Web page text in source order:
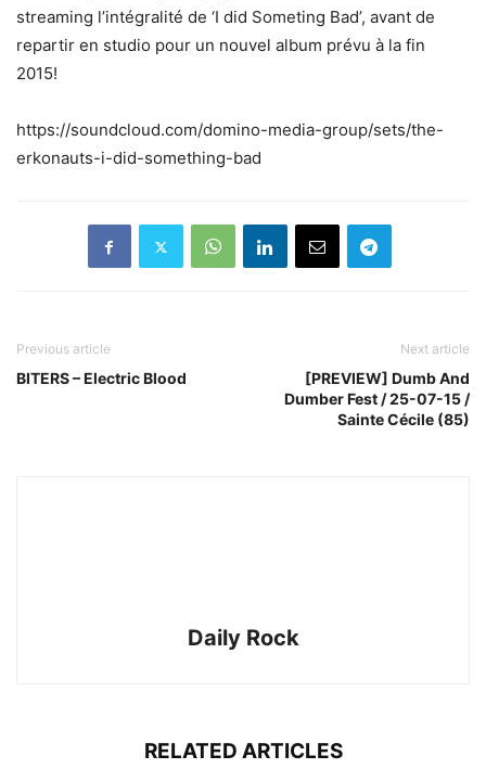
streaming l’intégralité de ‘I did Someting Bad’, avant de
repartir en studio pour un nouvel album prévu à la fin
2015!
https://soundcloud.com/domino-media-group/sets/the-
erkonauts-i-did-something-bad
Previous article
BITERS – Electric Blood
Next article
[PREVIEW] Dumb And
Dumber Fest / 25-07-15 /
Sainte Cécile (85)
Daily Rock
RELATED ARTICLES